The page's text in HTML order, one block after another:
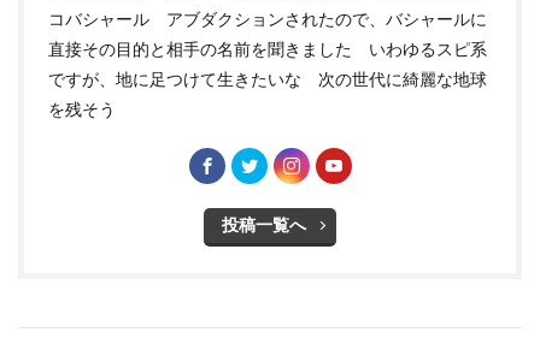
コバシャール アブダクションされたので、バシャールに
直接その目的と相手の名前を聞きました いわゆるスピ系
ですが、地に足つけて生きたいな 次の世代に綺麗な地球
を残そう
投稿一覧へ